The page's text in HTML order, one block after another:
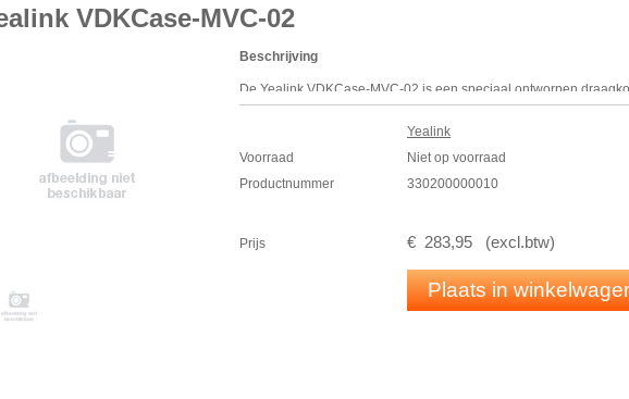
VDKCase-MVC-02
Beschrijving
De Yealink VDKCase-MVC-02 is een speciaal ontworpen
videovergaderproducten. Deze stevige en duurzame case biedt
gemakkelijke transportmogelijkheden voor uw Yealink
hun videoconferentieoplossingen flexibel en veilig willen
locaties.
Yealink
Voorraad
Niet op voorraad
Productnummer
330200000010
Prijs € 283,95 (excl.btw)
Plaats in